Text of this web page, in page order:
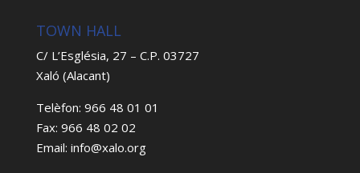
TOWN HALL
C/ L’Església, 27 – C.P. 03727
Xaló (Alacant)
Telèfon: 966 48 01 01
Fax: 966 48 02 02
Email: info@xalo.org